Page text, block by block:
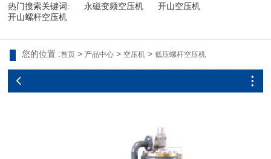
热门搜索关键词: 永磁变频空压机
开山空压机
开山螺杆空压机
您的位置 :首页 > 产品中心 > 空压机 >低压螺杆空压机